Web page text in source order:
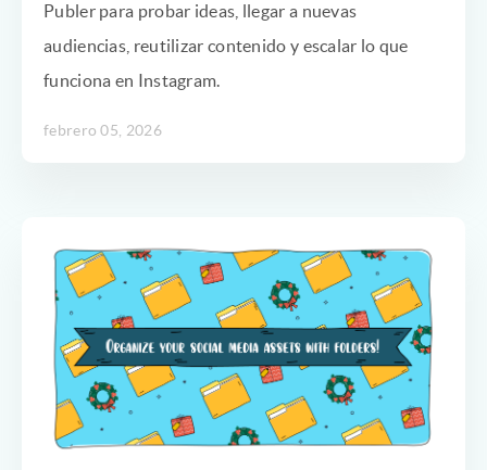
Publer para probar ideas, llegar a nuevas
audiencias, reutilizar contenido y escalar lo que
funciona en Instagram.
febrero 05, 2026